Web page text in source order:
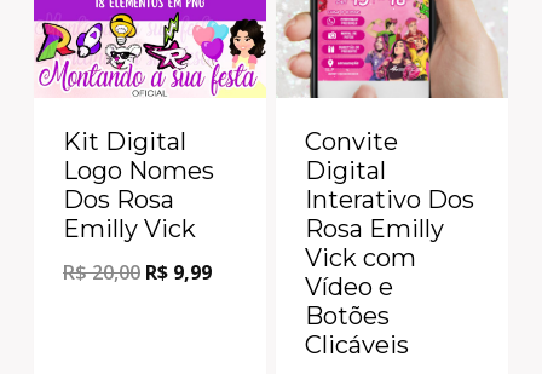
Kit Digital
Logo Nomes
Dos Rosa
Emilly Vick
R$20,00 R$ 9,99
Convite
Digital
Interativo Dos
Rosa Emilly
Vick com
Vídeo e
Botões
Clicáveis